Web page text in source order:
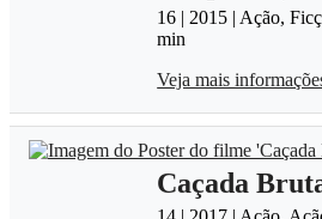
16 | 2015 | Ação,
min
Veja mais
Caçada